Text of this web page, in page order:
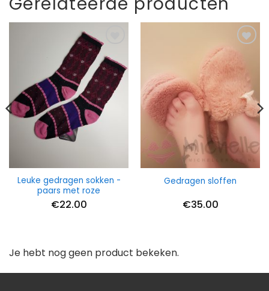
Leuke gedragen sokken -
paars met roze
€22.00
Gedragen sloffen
€35.00
Je hebt nog geen product bekeken.